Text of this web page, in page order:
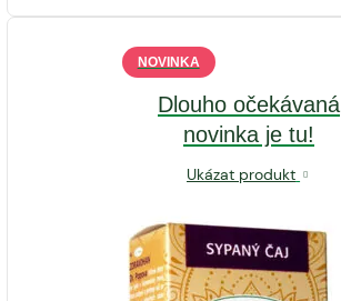
NOVINKA
Dlouho očekávaná
novinka je tu!
Ukázat produkt